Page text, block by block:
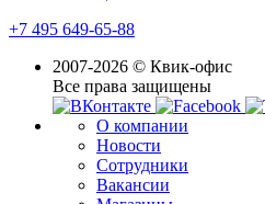
+7 495 649-65-88
2007-2026 © Квик-офис
Все права защищены
О компании
Новости
Сотрудники
Вакансии